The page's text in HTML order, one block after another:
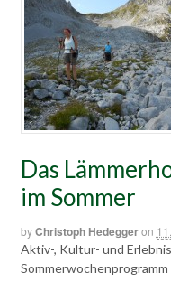
Das
im Sommer
byChristoph Hedeggeron
Aktiv-, Kultur- und